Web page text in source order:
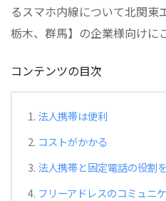
るスマホ内線について北関東
栃木、群馬】の企業様向けに
コンテンツの目次
法人携帯は便利
コストがかかる
法人携帯と固定電話の役割
フリーアドレスのコミュニ